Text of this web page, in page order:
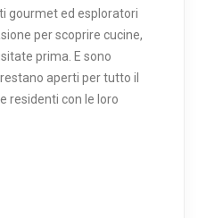
gourmet ed esploratori
per scoprire cucine,
prima. E sono
aperti per tutto il
residenti con le loro